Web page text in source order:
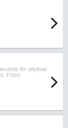
för utfyllnad
310ml